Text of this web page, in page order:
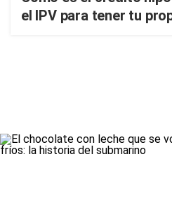
el IPV para tener tu